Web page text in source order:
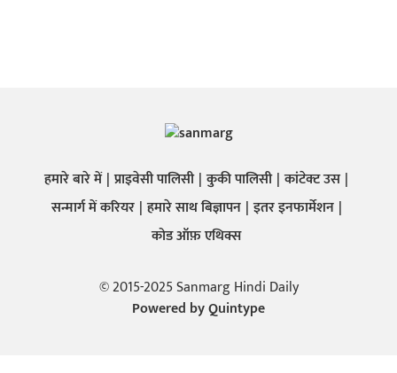
हमारे बारे में प्राइवेसी पालिसी कुकी पालिसी कांटेक्ट उस
सन्मार्ग में करियर हमारे साथ बिज्ञापन इतर इनफार्मेशन
कोड ऑफ़ एथिक्स
© 2015-2025 Sanmarg Hindi Daily
Powered byQuintype